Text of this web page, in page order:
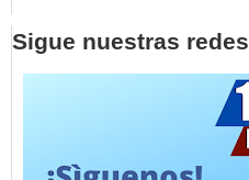
Sigue nuestras redes